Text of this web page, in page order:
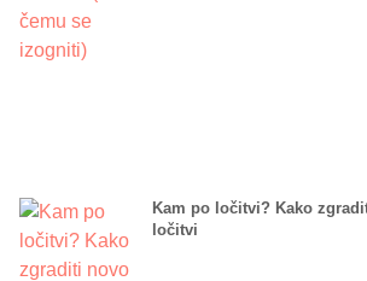
Kam po ločitvi? Kako
ločitvi